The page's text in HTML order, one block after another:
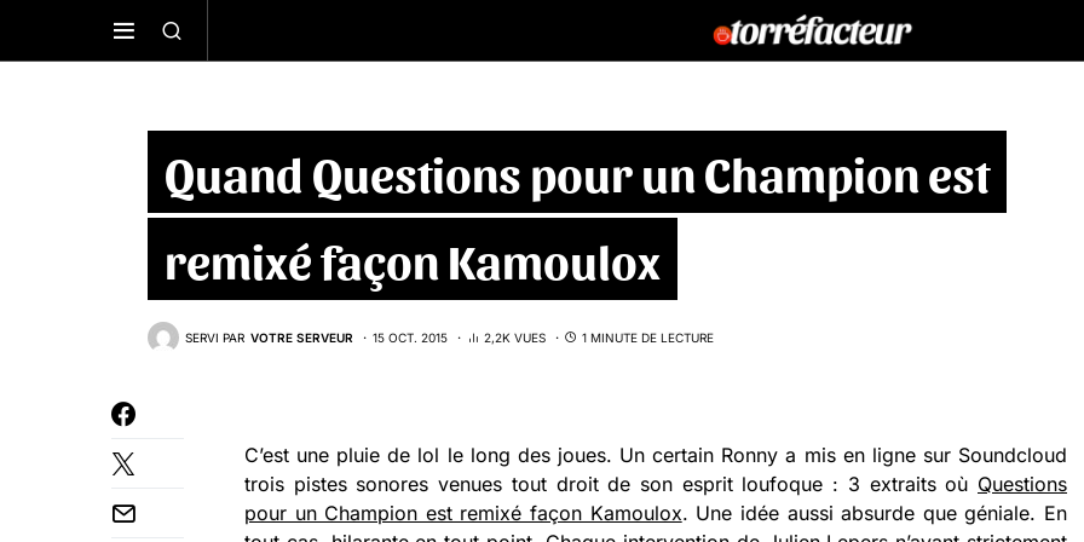
Quand Questions pour un Champion est
remixé façon Kamoulox
SERVI PAR VOTRE SERVEUR 15 OCT. 2015 2,2K VUES 1 MINUTE DE LECTURE
C’est une pluie de lol le long des joues. Un certain Ronny a mis en ligne sur Soundcloud
trois pistes sonores venues tout droit de son esprit loufoque : 3 extraits où Questions
pour un Champion est remixé façon Kamoulox. Une idée aussi absurde que géniale. En